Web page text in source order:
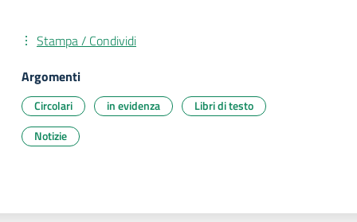
Stampa / Condividi
Argomenti
Circolari in evidenza
Libri di testo
Notizie